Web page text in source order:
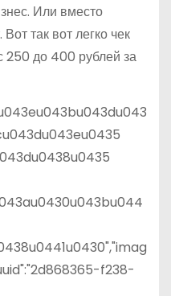
Или вместо
так вот легко чек
250 до 400 рублей за
f238-